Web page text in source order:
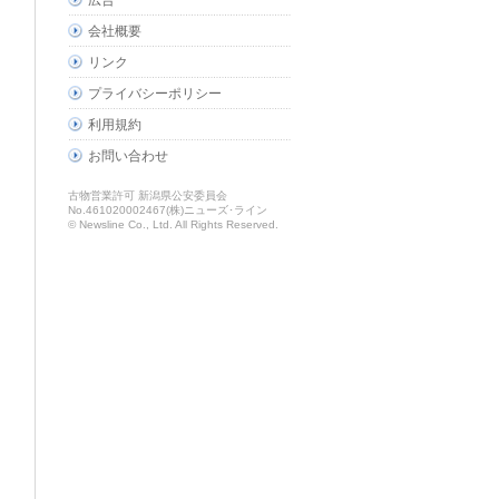
会社概要
リンク
プライバシーポリシー
利用規約
お問い合わせ
古物営業許可 新潟県公安委員会
No.461020002467(株)ニューズ･ライン
© Newsline Co., Ltd. All Rights Reserved.